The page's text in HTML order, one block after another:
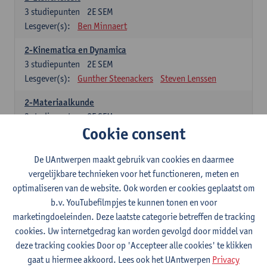
2E SEM
3 studiepunten
Lesgever(s):
Ben Minnaert
2-Kinematica en Dynamica
2E SEM
3 studiepunten
Lesgever(s):
Gunther Steenackers Steven Lenssen
2-Materiaalkunde
2E SEM
3studiepunten
Linda Beenaerts
2-Wiskunde
2E SEM
studiepunten
Lesgever(s):
Rudi Penne Jeffrey Cornelis
Kris Annaert
Stijn Dierckx
Annelies Fabri
Senne Ignoul
Specifiek deel
15 studiepunten
Cookie consent
De UAntwerpen maakt gebruik van cookies en daarmee
vergelijkbare technieken voor het functioneren, meten en
optimaliseren van de website. Ook worden er cookies geplaatst om
b.v. YouTubefilmpjes te kunnen tonen en voor
marketingdoeleinden. Deze laatste categorie betreffen de tracking
cookies. Uw internetgedrag kan worden gevolgd door middel van
deze tracking cookies Door op 'Accepteer alle cookies' te klikken
gaat u hiermee akkoord. Lees ook het UAntwerpen Privacy